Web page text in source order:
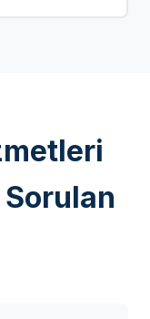
Sorulan